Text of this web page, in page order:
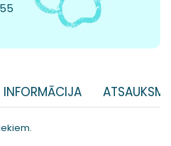
INFORMĀCIJA